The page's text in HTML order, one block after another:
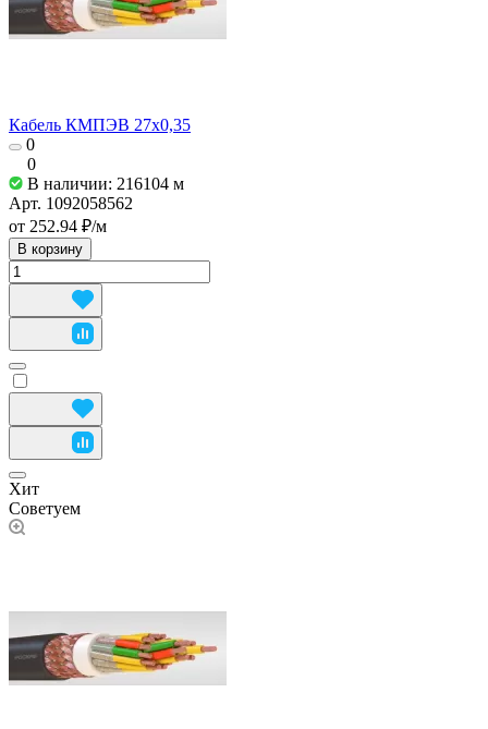
Кабель КМПЭВ 27х0,35
0
0
В наличии: 216104 м
Арт. 1092058562
от 252.94 ₽/м
В корзину
Хит
Советуем